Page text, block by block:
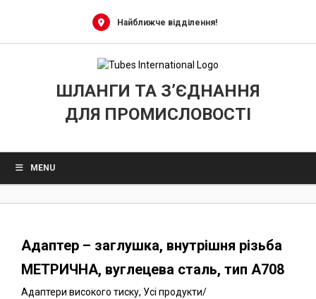
Найближче відділення!
ШЛАНГИ ТА З’ЄДНАННЯ
ДЛЯ ПРОМИСЛОВОСТІ
MENU
Адаптер – заглушка, внутрішня різьба
МЕТРИЧНА, вуглецева сталь, тип A708
Адаптери високого тиску, Усі продукти/